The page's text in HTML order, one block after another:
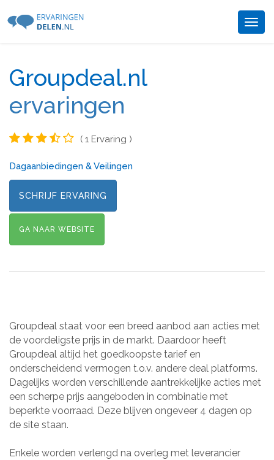
Groupdeal.nl
ervaringen
( 1 Ervaring )
Dagaanbiedingen & Veilingen
SCHRIJF ERVARING
GA NAAR WEBSITE
Groupdeal staat voor een breed aanbod aan acties met
de voordeligste prijs in de markt. Daardoor heeft
Groupdeal altijd het goedkoopste tarief en
onderscheidend vermogen t.o.v. andere deal platforms.
Dagelijks worden verschillende aantrekkelijke acties met
een scherpe prijs aangeboden in combinatie met
beperkte voorraad. Deze blijven ongeveer 4 dagen op
de site staan.
Enkele worden verlengd na overleg met leverancier